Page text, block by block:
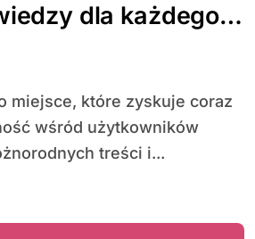
dla każdego
wśród użytkowników
treści i...